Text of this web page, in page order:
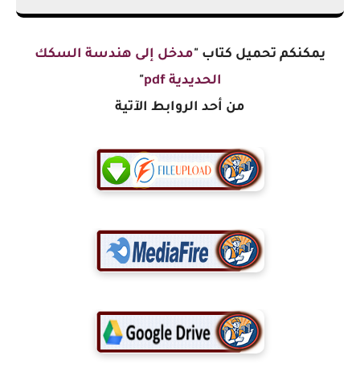
يمكنكم تحميل كتاب "مدخل إلى هندسة السكك
الحديدية pdf
"
من أحد الروابط الآتية